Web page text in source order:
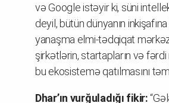
və Google istəyir ki, süni
deyil, bütün dünyanın
yanaşma elmi-tədqiqat
şirkətlərin, startapların və
bu ekosistemə qatılmasını
Dhar’ın vurğuladığı fikir: